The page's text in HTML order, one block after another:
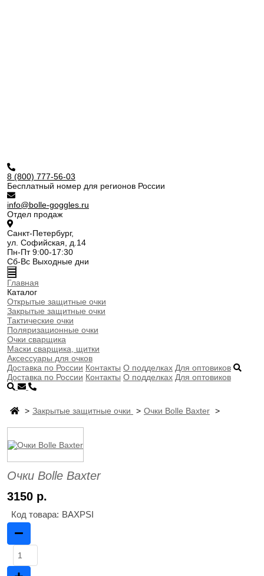
8 (800) 777-56-03
Бесплатный номер для регионов России
info@bolle-goggles.ru
Отдел продаж
Санкт-Петербург,
ул. Софийская, д.14
Пн-Пт 9:00-17:30
Сб-Вс Выходные дни
Главная
Каталог
Открытые защитные очки
Закрытые защитные очки
Тактические очки
Поляризационные очки
Очки сварщика
Маски сварщика, щитки
Аксессуары для очков
Доставка по России Контакты О подделках Для оптовиков
Доставка по России Контакты О подделках Для оптовиков
Закрытые защитные очки Очки Bolle Baxter
Очки Bolle Baxter
3150 р.
Код товара: BAXPSI